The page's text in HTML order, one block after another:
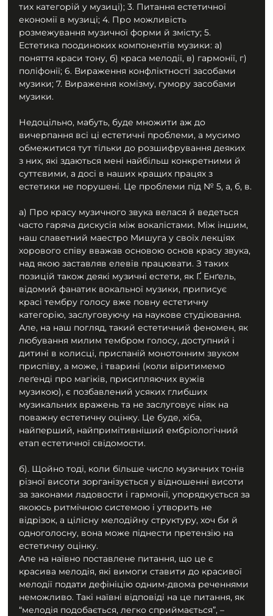
тих категорій у музиці); 3. Питання естетичної
економії в музиці; 4. Про можливість
розмежування музичної форми й змісту; 5.
Естетика поодиноких компонентів музики: а)
поняття краси тону, б) краса мелодії, в) гармонії, г)
поліфонії; 6. Вираження конфліктності засобами
музики; 7. Вираження комізму, гумору засобами
музики.
Недоцільно, мабуть, буде множити аж до
вичерпання всі ці естетичні проблеми, а мусимо
обмежитися тут тільки до розшифрування деяких
з них, які здаються мені найбільш конкретними й
суттєвими, а досі в наших кращих працях з
естетики не порушені. Це проблеми під № 5, а, б, в.
а) Про красу музичного звука велася й ведеться
часто гаряча дискусія між вокалістами. Між іншим,
наш славетний маестро Мишуга у своїх лекціях
хорового співу вважав основою основ красу звука,
над якою заставляв елевів працювати. З таких
позицій також деякі музичні естети, як Ґ. Енґель,
відомий фанатик вокальної музики, приписує
красі тембру голосу вже повну естетичну
категорію, заслуговуючу на наукове студіювання.
Але, на наш погляд, такий естетичний феномен, як
любування милим тембром голосу, доступний і
дитині в колисці, приспаній монотонним звуком
приспіву, а може, і тварині (коли віритимемо
леґенді про магіків, присипляючих вужів
музикою), є позбавлений усяких глибших
музикальних вражень та не заслуговує ніяк на
поважну естетичну оцінку. Це буде, хіба,
найперший, найпримітивніший ембріологічний
етап естетичної свідомости.
б). Щойно тоді, коли більше число музичних тонів
різної висоти зорганізується у відношенні висоти
за законами ладовости і гармонії, упорядкується за
якоюсь ритмічною системою і утворить не
відрізок, а цілісну мелодійну структуру, хоч би й
одноголосну, вона може піднести претензію на
естетичну оцінку.
Але на наївно поставлене питання, що це є
красива мелодія, які вимоги ставити до красивої
мелодії подати дефініцію одним-двома реченнями
неможливо. Такі наївні відповіді на це питання, як
“мелодія подобається, легко сприймається”, –